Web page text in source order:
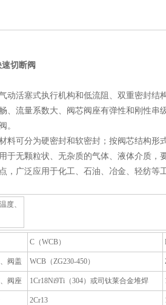
切断阀
动活塞式执行机构和低流阻、双重密封结
、流量系数大、阀芯阀座有弹性和刚性
。
料可分为硬密封和软密封；按阀芯结构
于无颗粒状、无杂质的气体、液体介质
，广泛应用于化工、石油、冶金、轻纺等
度、
C（WCB）
阀盖 WCB（ZG230-450）
阀座 1Cr18Ni9Ti（304）或司钛莱合金堆焊
2Cr13